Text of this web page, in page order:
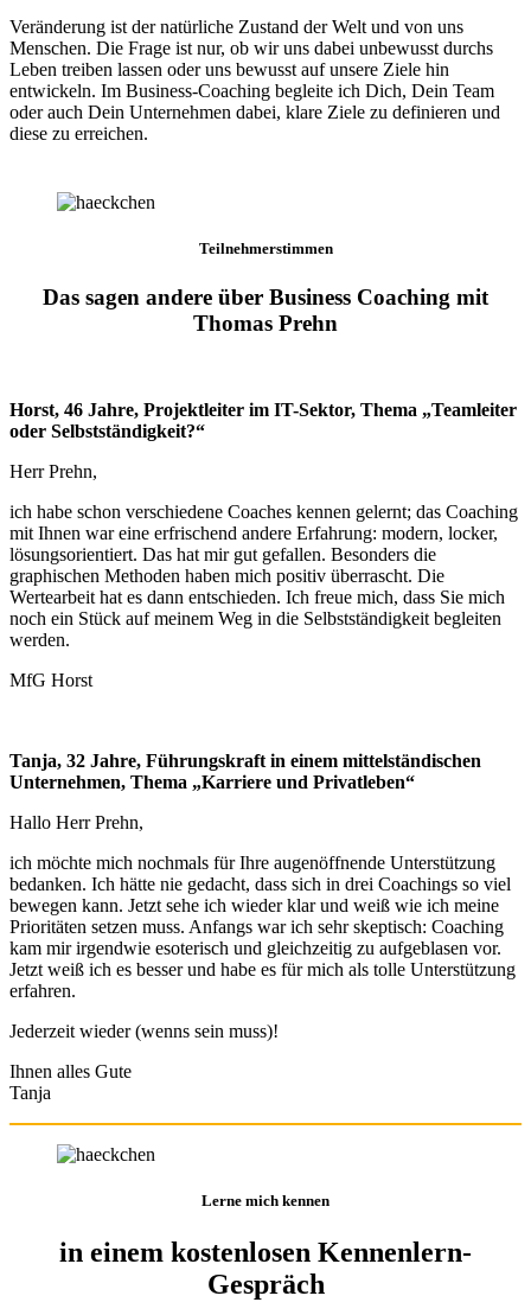
Veränderung ist der natürliche Zustand der Welt und von uns
Menschen. Die Frage ist nur, ob wir uns dabei unbewusst durchs
Leben treiben lassen oder uns bewusst auf unsere Ziele hin
entwickeln. Im Business-Coaching begleite ich Dich, Dein Team
oder auch Dein Unternehmen dabei, klare Ziele zu definieren und
diese zu erreichen.
Teilnehmerstimmen
Das sagen andere über Business Coaching mit
Thomas Prehn
Horst, 46 Jahre, Projektleiter im IT-Sektor, Thema „Teamleiter
oder Selbstständigkeit?“
Herr Prehn,
ich habe schon verschiedene Coaches kennen gelernt; das Coaching
mit Ihnen war eine erfrischend andere Erfahrung: modern, locker,
lösungsorientiert. Das hat mir gut gefallen. Besonders die
graphischen Methoden haben mich positiv überrascht. Die
Wertearbeit hat es dann entschieden. Ich freue mich, dass Sie mich
noch ein Stück auf meinem Weg in die Selbstständigkeit begleiten
werden.
MfG Horst
Tanja, 32 Jahre, Führungskraft in einem mittelständischen
Unternehmen, Thema „Karriere und Privatleben“
Hallo Herr Prehn,
ich möchte mich nochmals für Ihre augenöffnende Unterstützung
bedanken. Ich hätte nie gedacht, dass sich in drei Coachings so viel
bewegen kann. Jetzt sehe ich wieder klar und weiß wie ich meine
Prioritäten setzen muss. Anfangs war ich sehr skeptisch: Coaching
kam mir irgendwie esoterisch und gleichzeitig zu aufgeblasen vor.
Jetzt weiß ich es besser und habe es für mich als tolle Unterstützung
erfahren.
Jederzeit wieder (wenns sein muss)!
Ihnen alles Gute
Tanja
Lerne mich kennen
in einem kostenlosen Kennenlern-
Gespräch